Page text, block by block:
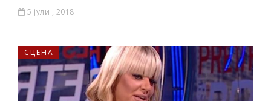
5 јули , 2018
СЦЕНА